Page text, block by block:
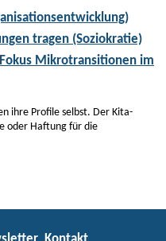
tragen (Soziokratie)
Mikrotransitionen im
ihre Profile selbst. Der Kita-
oder Haftung für die